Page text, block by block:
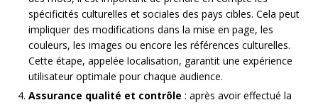
spécificités culturelles et sociales des pays cibles. Cela peut
impliquer des modifications dans la mise en page, les
couleurs, les images ou encore les références culturelles.
Cette étape, appelée localisation, garantit une expérience
utilisateur optimale pour chaque audience.
Assurance qualité et contrôle : après avoir effectué la